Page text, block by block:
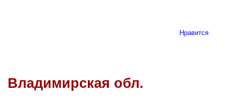
Нравится
Владимирская обл.